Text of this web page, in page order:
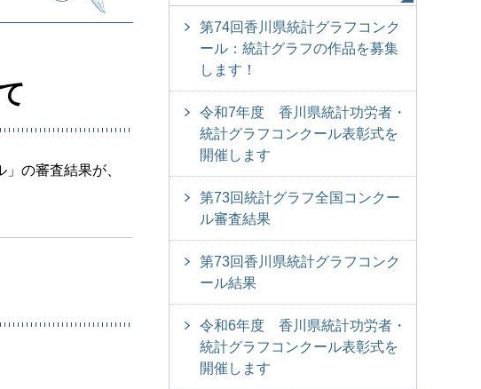
の審査結果が、
第74回香川県統計グラフコンク
ール：統計グラフの作品を募集
します！
令和7年度 香川県統計功労者・
統計グラフコンクール表彰式を
開催します
第73回統計グラフ全国コンクー
ル審査結果
第73回香川県統計グラフコンク
ール結果
令和6年度 香川県統計功労者・
統計グラフコンクール表彰式を
開催します